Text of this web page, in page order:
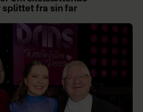
splittet fra sin far